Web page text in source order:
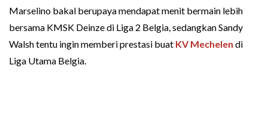
Marselino bakal berupaya mendapat menit bermain lebih
bersama KMSK Deinze di Liga 2 Belgia, sedangkan Sandy
Walsh tentu ingin memberi prestasi buat KV Mechelen di
Liga Utama Belgia.